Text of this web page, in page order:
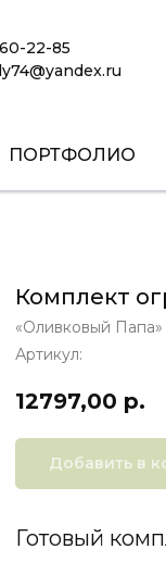
22-85
ПОРТФОЛИО
Комплект
«Оливковый Папа»
Артикул:
12797,00 р.
Добавить в
Готовый